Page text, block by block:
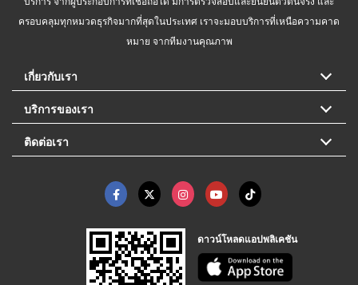
ครอบคลุมทุกหมวดธุรกิจมากที่สุดในประเทศ เราจะมอบบริการที่เหนือความคาด
หมาย จากทีมงานคุณภาพ
เกี่ยวกับเรา
บริการของเรา
ติดต่อเรา
ดาวน์โหลดแอปพลิเคชัน